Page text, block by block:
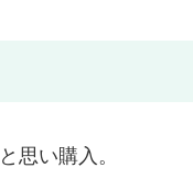
思い購入。